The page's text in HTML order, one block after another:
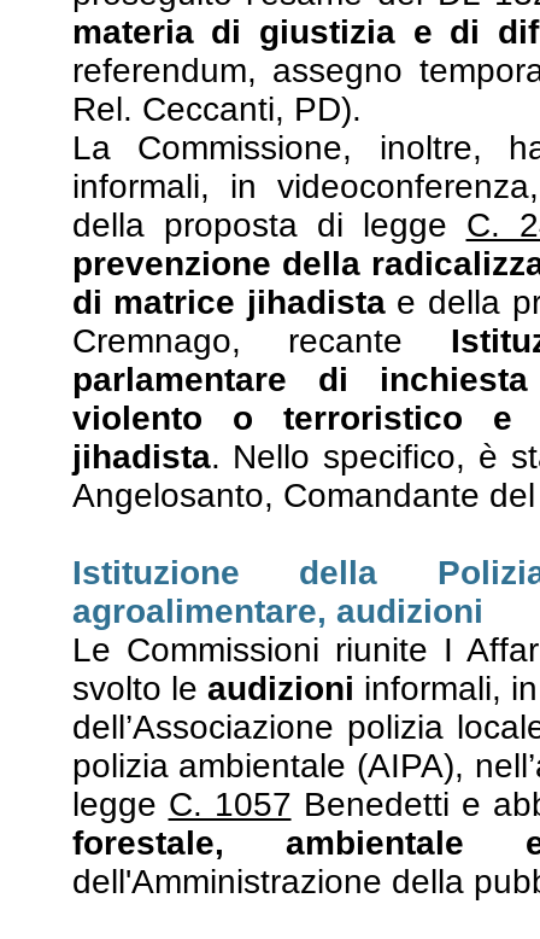
materia di giustizia e di
referendum, assegno
Rel. Ceccanti, PD).
La Commissione,
informali, in
della proposta di legge C.
prevenzione della
di matrice jihadistae della
Cremnago, recante
parlamentare di
violento o terroristico e
jihadista. Nello specifico, è
Angelosanto, Comandante
Istituzione della
agroalimentare, audizioni
Le Commissioni riunite I
svolto le audizioni informali,
dell’Associazione polizia
polizia ambientale (AIPA),
legge C. 1057 Benedetti e
forestale, ambientale
dell'Amministrazione della